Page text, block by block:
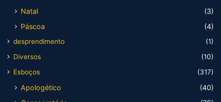
Natal
(3)
Páscoa
(4)
desprendimento
(1)
Diversos
(10)
Esboços
(317)
Apologético
(40)